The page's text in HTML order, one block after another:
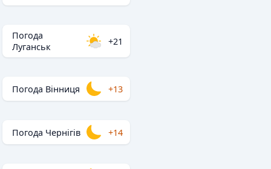
Погода
Луганськ
+21
Погода Вінниця +13
Погода Чернігів +14